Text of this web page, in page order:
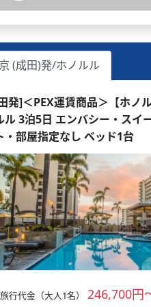
(成田)発/ホノルル
発]＜PEX運賃商品＞【ホノ
ル 3泊5日 エンバシー・スイ
・部屋指定なし ベッド1台
旅行代金（大人1名） 246,700円